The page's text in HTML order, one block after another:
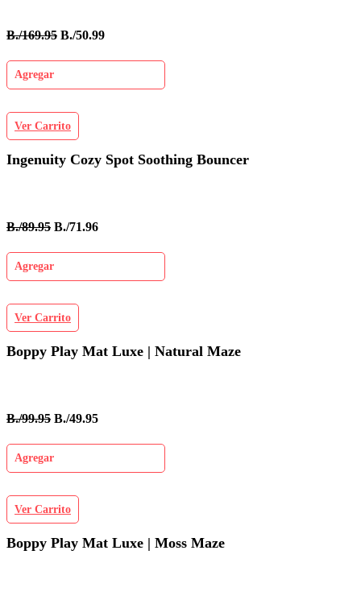
B./169.95 B./50.99
Agregar
Ver Carrito
Ingenuity Cozy Spot Soothing Bouncer
B./89.95 B./71.96
Agregar
Ver Carrito
Boppy Play Mat Luxe | Natural Maze
B./99.95 B./49.95
Agregar
Ver Carrito
Boppy Play Mat Luxe | Moss Maze